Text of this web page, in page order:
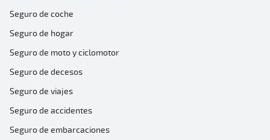
Seguro de coche
Seguro de hogar
Seguro de moto y ciclomotor
Seguro de decesos
Seguro de viajes
Seguro de accidentes
Seguro de embarcaciones